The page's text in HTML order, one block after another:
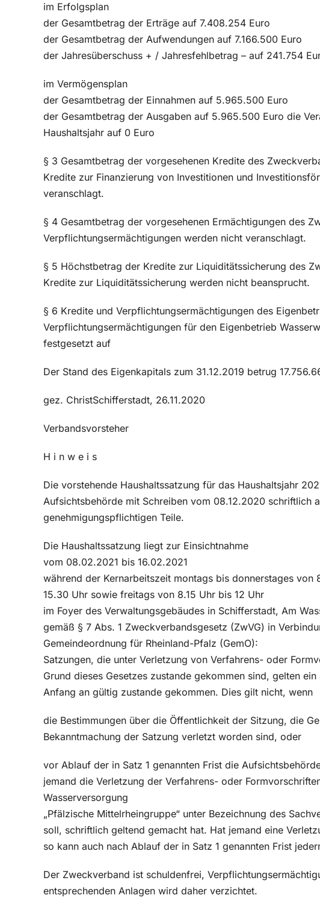
im Erfolgsplan
der Gesamtbetrag der Erträge auf 7.408.254 Euro
der Gesamtbetrag der Aufwendungen auf 7.166.500 Euro
der Jahresüberschuss + / Jahresfehlbetrag – auf 241.754
im Vermögensplan
der Gesamtbetrag der Einnahmen auf 5.965.500 Euro
der Gesamtbetrag der Ausgaben auf 5.965.500 Euro die
Haushaltsjahr auf 0 Euro
§ 3 Gesamtbetrag der vorgesehenen Kredite des
Kredite zur Finanzierung von Investitionen und
veranschlagt.
§ 4 Gesamtbetrag der vorgesehenen Ermächtigungen des
Verpflichtungsermächtigungen werden nicht veranschlagt.
§ 5 Höchstbetrag der Kredite zur Liquiditätssicherung des
Kredite zur Liquiditätssicherung werden nicht beansprucht.
§ 6 Kredite und Verpflichtungsermächtigungen des
Verpflichtungsermächtigungen für den Eigenbetrieb
festgesetzt auf
Der Stand des Eigenkapitals zum 31.12.2019 betrug
gez. ChristSchifferstadt, 26.11.2020
Verbandsvorsteher
H i n w e i s
Die vorstehende Haushaltssatzung für das Haushaltsjahr
Aufsichtsbehörde mit Schreiben vom 08.12.2020 schriftlich
genehmigungspflichtigen Teile.
Die Haushaltssatzung liegt zur Einsichtnahme
vom 08.02.2021 bis 16.02.2021
während der Kernarbeitszeit montags bis donnerstages von
15.30 Uhr sowie freitags von 8.15 Uhr bis 12 Uhr
im Foyer des Verwaltungsgebäudes in Schifferstadt, Am
gemäß § 7 Abs. 1 Zweckverbandsgesetz (ZwVG) in
Gemeindeordnung für Rheinland-Pfalz (GemO):
Satzungen, die unter Verletzung von Verfahrens- oder
Grund dieses Gesetzes zustande gekommen sind, gelten
Anfang an gültig zustande gekommen. Dies gilt nicht, wenn
die Bestimmungen über die Öffentlichkeit der Sitzung, die
Bekanntmachung der Satzung verletzt worden sind, oder
vor Ablauf der in Satz 1 genannten Frist die
jemand die Verletzung der Verfahrens- oder
Wasserversorgung
„Pfälzische Mittelrheingruppe“ unter Bezeichnung des
soll, schriftlich geltend gemacht hat. Hat jemand eine
so kann auch nach Ablauf der in Satz 1 genannten Frist
Der Zweckverband ist schuldenfrei,
entsprechenden Anlagen wird daher verzichtet.